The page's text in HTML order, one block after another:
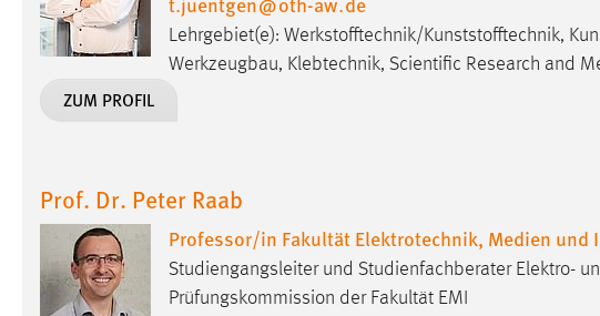
Lehrgebiet(e): Werkstofftechnik/Kunststofftechnik,
Werkzeugbau, Klebtechnik, Scientific Research and
ZUM PROFIL
Prof. Dr. Peter Raab
Professor/in Fakultät Elektrotechnik, Medien und
Studiengangsleiter und Studienfachberater Elektro-
Prüfungskommission der Fakultät EMI
YouTube
Vimeo